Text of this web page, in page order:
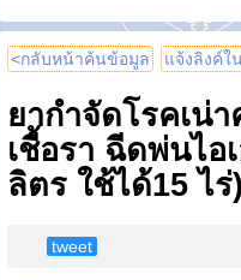
<กลับหน้าค้นข้อมูล แจ้งลิงค์ใ
ยากำจัดโรคเน่
เชื้อรา ฉีดพ่นไ
ลิตร ใช้ได้15 ไร่)
tweet